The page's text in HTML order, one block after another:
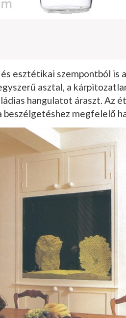
esztétikai szempontból is
asztal, a
hangulatot áraszt. Az
beszélgetéshez megfelelő